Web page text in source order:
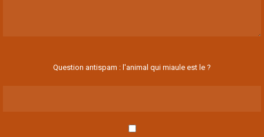
Question antispam : l'animal qui miaule est le ?